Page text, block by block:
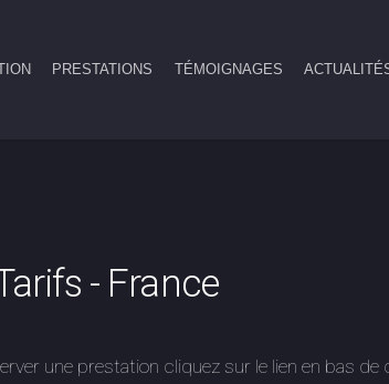
PRESTATIONS TÉMOIGNAGES
- France
une prestation cliquez sur le lien en bas de